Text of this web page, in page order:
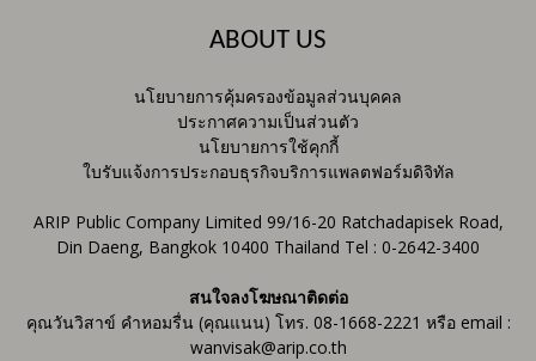
ABOUT US
นโยบายการคุ้มครองข้อมูลส่วนบุคคล
ประกาศความเป็นส่วนตัว
นโยบายการใช้คุกกี้
ใบรับแจ้งการประกอบธุรกิจบริการแพลตฟอร์มดิจิทัล
ARIP Public Company Limited 99/16-20 Ratchadapisek Road,
Din Daeng, Bangkok 10400 Thailand Tel : 0-2642-3400
สนใจลงโฆษณาติดต่อ
คุณวันวิสาข์ คำหอมรื่น (คุณแนน) โทร. 08-1668-2221 หรือ email :
wanvisak@arip.co.th